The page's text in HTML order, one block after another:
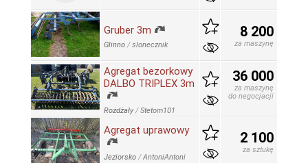
Gruber 3m
Glinno /slonecznik
8 200
za maszynę
Agregat bezorkowy
DALBO TRIPLEX 3m
Rożdżały /Stetom101
36 000
za maszynę
do negocjacji
Agregat uprawowy
Jeziorsko /AntoniAntoni
2 100
za sztukę